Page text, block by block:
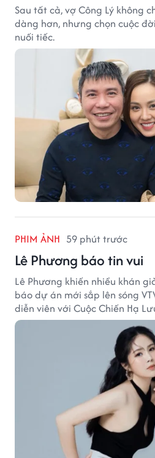
Sau tất cả, vợ Công Lý không
dàng hơn, nhưng chọn cuộc
nuối tiếc.
PHIM ẢNH 59 phút trước
Lê Phương báo tin vui
Lê Phương khiến nhiều khán
báo dự án mới sắp lên sóng
diễn viên với Cuộc Chiến Hạ
nhiều sự quan tâm.